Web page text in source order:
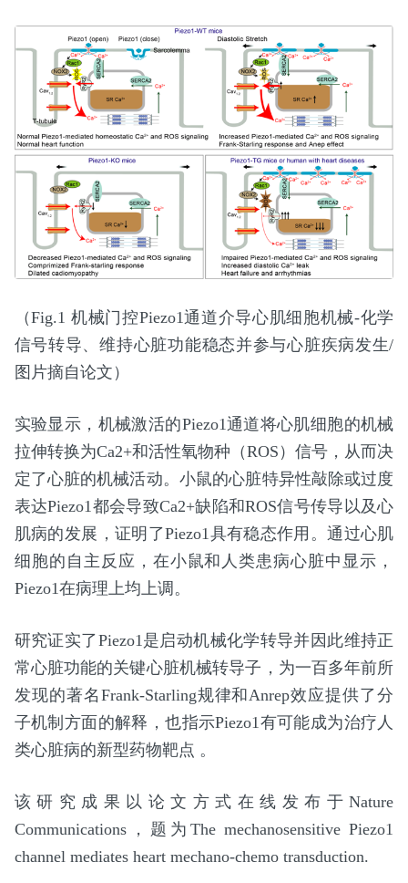
（Fig.1 机械门控Piezo1通道介导心肌细胞机械-化学
信号转导、维持心脏功能稳态并参与心脏疾病发生/
图片摘自论文）
实验显示，机械激活的Piezo1通道将心肌细胞的机械
拉伸转换为Ca2+和活性氧物种（ROS）信号，从而决
定了心脏的机械活动。小鼠的心脏特异性敲除或过度
表达Piezo1都会导致Ca2+缺陷和ROS信号传导以及心
肌病的发展，证明了Piezo1具有稳态作用。通过心肌
细胞的自主反应，在小鼠和人类患病心脏中显示，
Piezo1在病理上均上调。
研究证实了Piezo1是启动机械化学转导并因此维持正
常心脏功能的关键心脏机械转导子，为一百多年前所
发现的著名Frank-Starling规律和Anrep效应提供了分
子机制方面的解释，也指示Piezo1有可能成为治疗人
类心脏病的新型药物靶点 。
该研究成果以论文方式在线发布于Nature
Communications，题为The mechanosensitive Piezo1
channel mediates heart mechano-chemo transduction.